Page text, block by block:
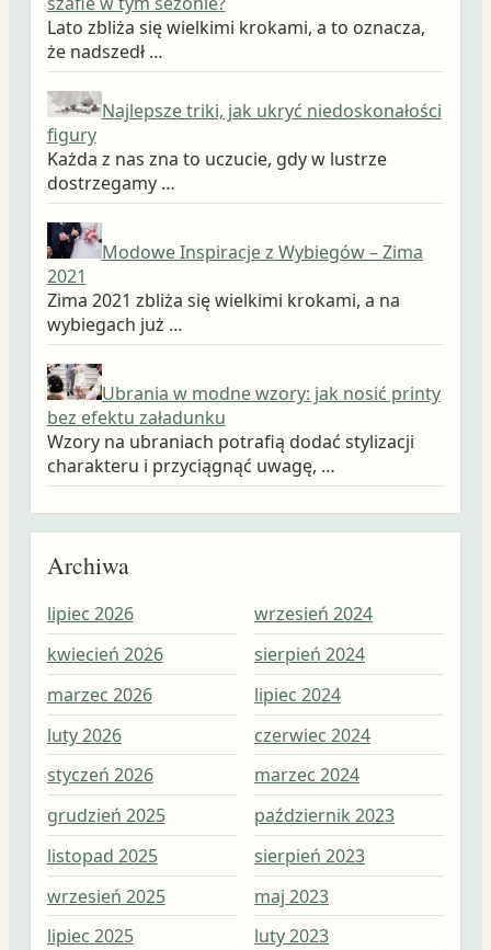
Lato zbliża się wielkimi krokami, a to oznacza,
że nadszedł …
Najlepsze triki, jak ukryć niedoskonałości
figury
Każda z nas zna to uczucie, gdy w lustrze
dostrzegamy …
Modowe Inspiracje z Wybiegów – Zima
2021
Zima 2021 zbliża się wielkimi krokami, a na
wybiegach już …
Ubrania w modne wzory: jak nosić printy
bez efektu załadunku
Wzory na ubraniach potrafią dodać stylizacji
charakteru i przyciągnąć uwagę, …
Archiwa
lipiec 2026
kwiecień 2026
marzec 2026
luty 2026
styczeń 2026
grudzień 2025
listopad 2025
wrzesień 2025
lipiec 2025
wrzesień 2024
sierpień 2024
lipiec 2024
czerwiec 2024
marzec 2024
październik 2023
sierpień 2023
maj 2023
luty 2023